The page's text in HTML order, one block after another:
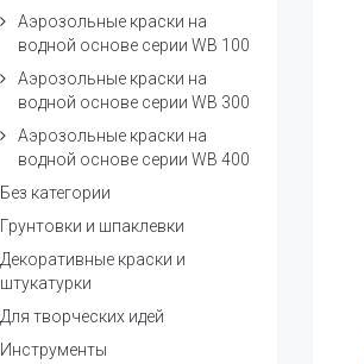
Аэрозольные краски на
водной основе серии WB 100
Аэрозольные краски на
водной основе серии WB 300
Аэрозольные краски на
водной основе серии WB 400
Без категории
Грунтовки и шпаклевки
Декоративные краски и
штукатурки
Для творческих идей
Инструменты